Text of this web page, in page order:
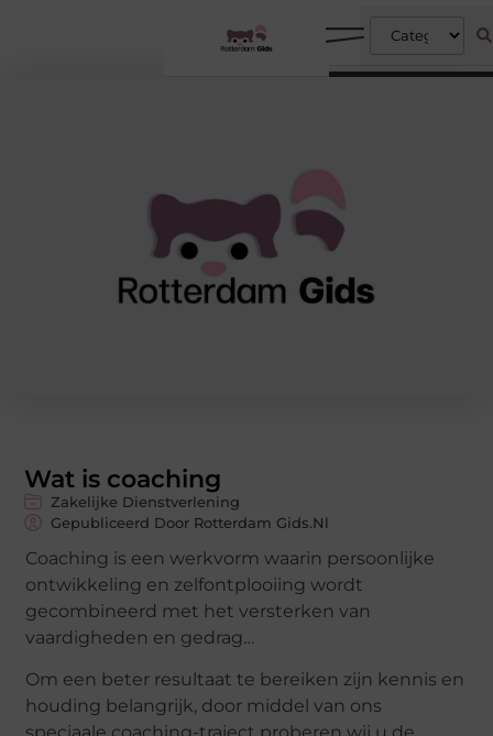
Wat is coaching
Zakelijke Dienstverlening
Gepubliceerd Door Rotterdam Gids.nl
Coaching is een werkvorm waarin persoonlijke
ontwikkeling en zelfontplooiing wordt
gecombineerd met het versterken van
vaardigheden en gedrag…
Om een beter resultaat te bereiken zijn kennis en
houding belangrijk, door middel van ons